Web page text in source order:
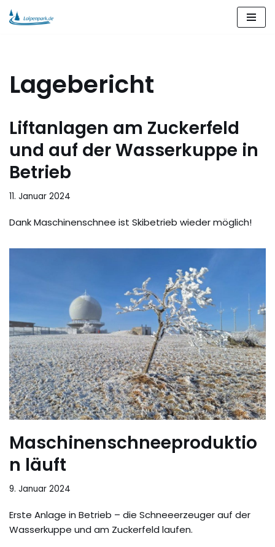
Lagebericht
Liftanlagen am Zuckerfeld
und auf der Wasserkuppe in
Betrieb
11. Januar 2024
Dank Maschinenschnee ist Skibetrieb wieder möglich!
Maschinenschneeproduktio
n läuft
9. Januar 2024
Erste Anlage in Betrieb – die Schneeerzeuger auf der
Wasserkuppe und am Zuckerfeld laufen.